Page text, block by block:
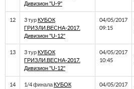
Дивизион "U-9"
12 3 турКУБОК
ГРИЗЛИ.ВЕСНА-2017.
Дивизион "U-12"
04/05/2017
09:15
13 3 турКУБОК
ГРИЗЛИ.ВЕСНА-2017.
Дивизион "U-12"
04/05/2017
10:45
14 1/4 финалаКУБОК
04/05/2017